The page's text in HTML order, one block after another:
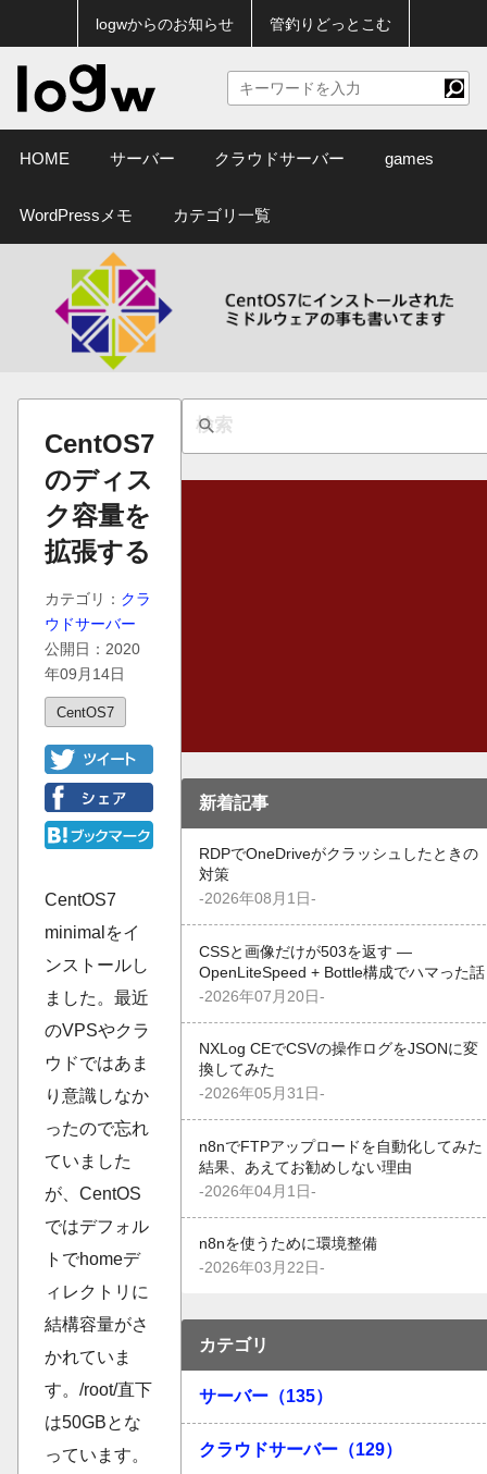
logwからのお知らせ 管釣りどっとこむ
HOME サーバー クラウドサーバー games
WordPressメモ カテゴリ一覧
CentOS7
のディス
ク容量を
拡張する
カテゴリ： クラ
ウドサーバー
公開日：2020
年09月14日
CentOS7
CentOS7
minimalをイ
ンストールし
ました。最近
のVPSやクラ
ウドではあま
り意識しなか
ったので忘れ
ていました
が、CentOS
ではデフォル
トでhomeデ
ィレクトリに
結構容量がさ
かれていま
す。/root/直下
は50GBとな
っています。
新着記事
RDPでOneDriveがクラッシュしたときの
対策
-2026年08月1日-
CSSと画像だけが503を返す —
OpenLiteSpeed + Bottle構成でハマった話
-2026年07月20日-
NXLog CEでCSVの操作ログをJSONに変
換してみた
-2026年05月31日-
n8nでFTPアップロードを自動化してみた
結果、あえてお勧めしない理由
-2026年04月1日-
n8nを使うために環境整備
-2026年03月22日-
カテゴリ
サーバー（135）
クラウドサーバー（129）